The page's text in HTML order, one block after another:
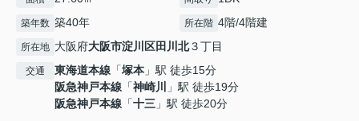
築年数 築40年 所在階 4階/4階建
所在地 大阪府大阪市淀川区田川北３丁目
交通 東海道本線 「塚本 」駅 徒歩15分
阪急神戸本線 「神崎川
」駅 徒歩19分
阪急神戸本線 「十三 」駅 徒歩20分